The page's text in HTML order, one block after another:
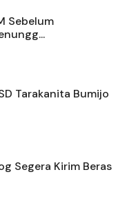
Sebelum
Tarakanita Bumijo
Segera Kirim Beras